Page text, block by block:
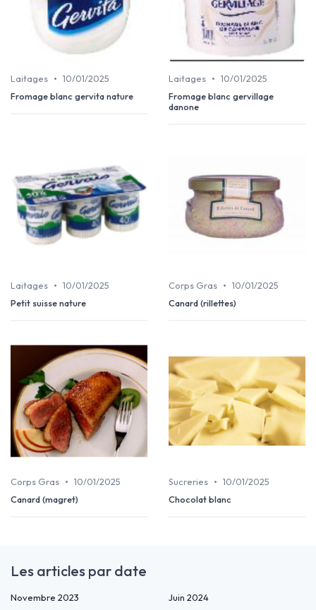
Laitages • 10/01/2025
Fromage blanc gervita nature
Laitages • 10/01/2025
Fromage blanc gervillage
danone
Laitages • 10/01/2025
Petit suisse nature
Corps Gras • 10/01/2025
Canard (rillettes)
Corps Gras • 10/01/2025
Canard (magret)
Sucreries • 10/01/2025
Chocolat blanc
Les articles par date
Novembre 2023
Juin 2024